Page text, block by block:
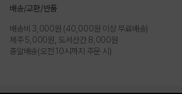
PRODUCT VIEW
배송/교환/반품
배송비 3,000원 (40,000원 이상 무료배송)
제주 5,000원, 도서산간 8,000원
총알배송(오전 10시까지 주문 시)